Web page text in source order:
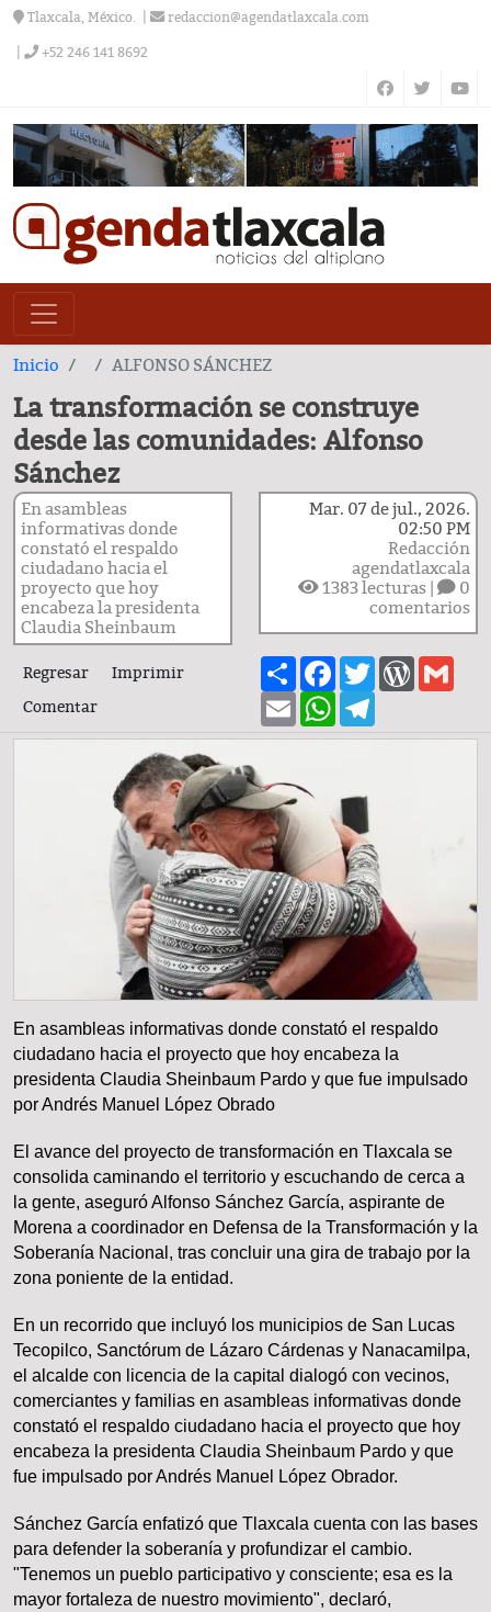
Tlaxcala, México. redaccion@agendatlaxcala.com
+52 246 141 8692
Inicio ALFONSO SÁNCHEZ
La transformación se construye
desde las comunidades: Alfonso
Sánchez
En asambleas
informativas donde
constató el respaldo
ciudadano hacia el
proyecto que hoy
encabeza la presidenta
Claudia Sheinbaum
Mar. 07 de jul., 2026.
02:50 PM
Redacción
agendatlaxcala
1383lecturas |
0
comentarios
Regresar
Imprimir
Comentar
ShareFacebook
Twitter
EmailWhatsApp
En asambleas informativas donde constató el respaldo
ciudadano hacia el proyecto que hoy encabeza la
presidenta Claudia Sheinbaum Pardo y que fue impulsado
por Andrés Manuel López Obrado
​El avance del proyecto de transformación en Tlaxcala se
consolida caminando el territorio y escuchando de cerca a
la gente, aseguró Alfonso Sánchez García, aspirante de
Morena a coordinador en Defensa de la Transformación y la
Soberanía Nacional, tras concluir una gira de trabajo por la
zona poniente de la entidad.
​En un recorrido que incluyó los municipios de San Lucas
Tecopilco, Sanctórum de Lázaro Cárdenas y Nanacamilpa,
el alcalde con licencia de la capital dialogó con vecinos,
comerciantes y familias en asambleas informativas donde
constató el respaldo ciudadano hacia el proyecto que hoy
encabeza la presidenta Claudia Sheinbaum Pardo y que
fue impulsado por Andrés Manuel López Obrador.
​Sánchez García enfatizó que Tlaxcala cuenta con las bases
para defender la soberanía y profundizar el cambio.
"Tenemos un pueblo participativo y consciente; esa es la
mayor fortaleza de nuestro movimiento", declaró,